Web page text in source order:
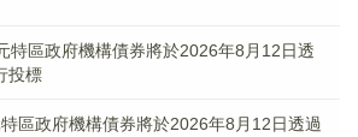
特區政府機構債券將於2026年8月12日透
投標
區政府機構債券將於2026年8月12日透過